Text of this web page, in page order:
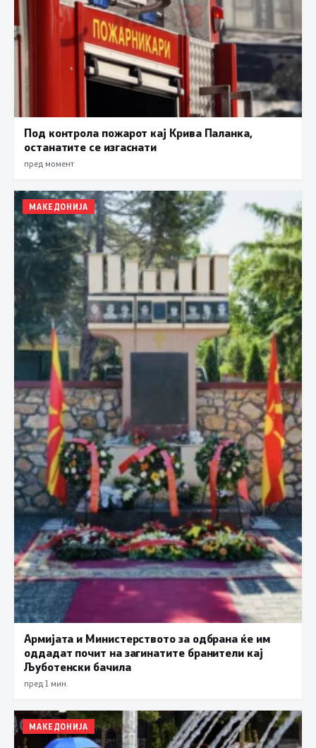
Под контрола пожарот кај Крива Паланка,
останатите се изгаснати
пред момент
МАКЕДОНИЈА
Армијата и Министерството за одбрана ќе им
оддадат почит на загинатите бранители кај
Љуботенски бачила
пред 1 мин.
МАКЕДОНИЈА